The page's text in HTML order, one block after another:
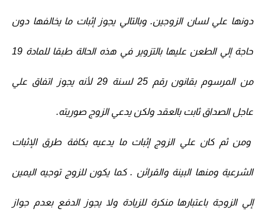
دونها علي لسان الزوجين. وبالتالي يجوز إثبات ما يخالفها دون
حاجة إلي الطعن عليها بالتزوير في هذه الحالة طبقا للمادة 19
من المرسوم بقانون رقم 25 لسنة 29 لأنه يجوز اتفاق علي
عاجل الصداق ثابت بالعقد ولكن يدعي الزوج صوريته.
ومن ثم كان علي الزوج إثبات ما يدعيه بكافة طرق الإثبات
الشرعية ومنها البينة والقرائن . كما يكون للزوج توجيه اليمين
إلي الزوجة باعتبارها منكرة للزيادة ولا يجوز الدفع بعدم جواز